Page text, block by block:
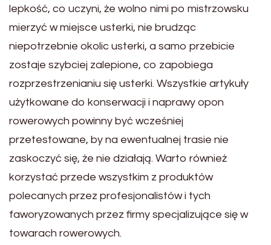
lepkość, co uczyni, że wolno nimi po mistrzowsku
mierzyć w miejsce usterki, nie brudząc
niepotrzebnie okolic usterki, a samo przebicie
zostaje szybciej zalepione, co zapobiega
rozprzestrzenianiu się usterki. Wszystkie artykuły
użytkowane do konserwacji i naprawy opon
rowerowych powinny być wcześniej
przetestowane, by na ewentualnej trasie nie
zaskoczyć się, że nie działają. Warto również
korzystać przede wszystkim z produktów
polecanych przez profesjonalistów i tych
faworyzowanych przez firmy specjalizujące się w
towarach rowerowych.